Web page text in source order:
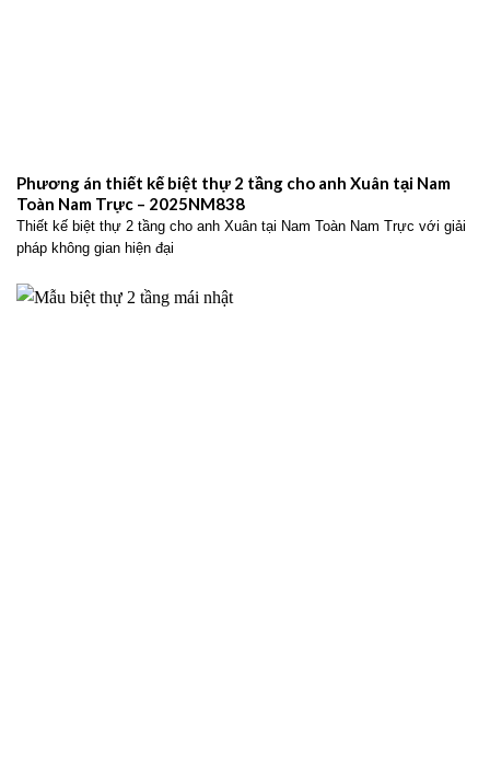
Phương án thiết kế biệt thự 2 tầng cho anh Xuân tại Nam
Toàn Nam Trực – 2025NM838
Thiết kế biệt thự 2 tầng cho anh Xuân tại Nam Toàn Nam Trực với giải
pháp không gian hiện đại